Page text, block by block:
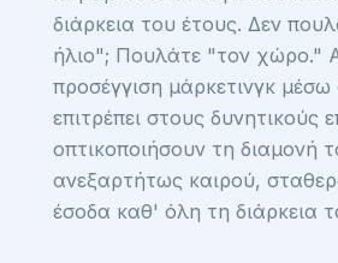
διάρκεια του έτους. Δεν
ήλιο"; Πουλάτε "τον χώρο."
προσέγγιση μάρκετινγκ
επιτρέπει στους δυνητικούς
οπτικοποιήσουν τη διαμονή
ανεξαρτήτως καιρού,
έσοδα καθ' όλη τη διάρκεια